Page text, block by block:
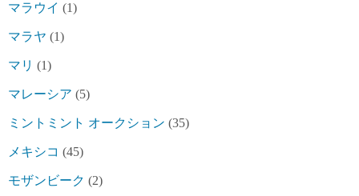
マラウイ (1)
マラヤ (1)
マリ (1)
マレーシア (5)
ミントミント オークション (35)
メキシコ (45)
モザンビーク (2)